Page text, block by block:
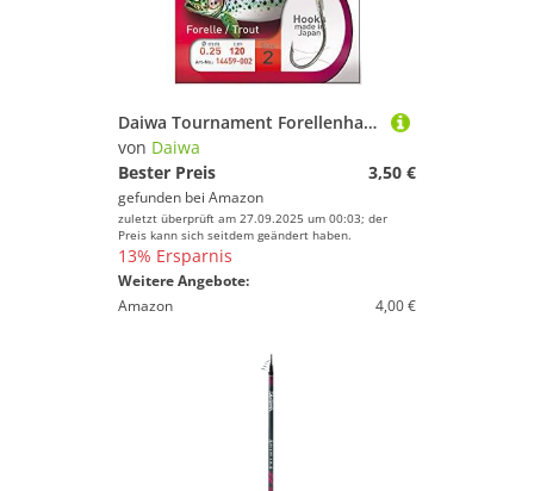
Daiwa Tournament Forellenhaken Gr. 6, 60cm - Gr.6-0,23mm -
von Daiwa
Bester Preis
3,50 €
gefunden bei Amazon
zuletzt überprüft am 27.09.2025 um 00:03; der
Preis kann sich seitdem geändert haben.
13% Ersparnis
Weitere Angebote:
Amazon
4,00 €